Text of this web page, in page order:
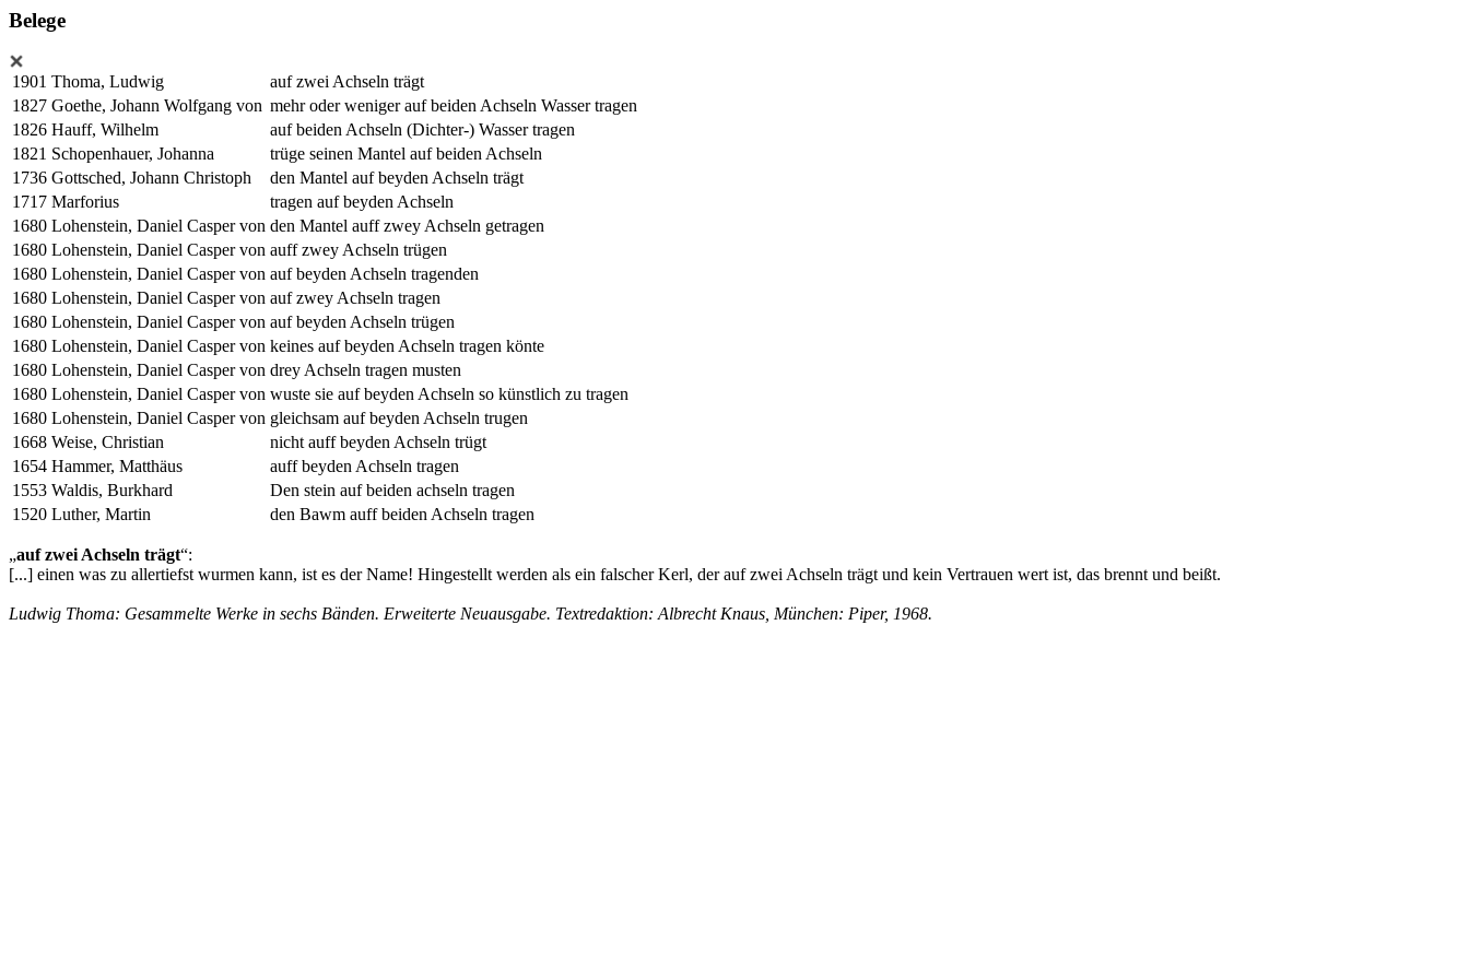
Belege
1901 Thoma, Ludwig
auf zwei Achseln trägt
1827 Goethe, Johann Wolfgang von mehr oder weniger auf beiden Achseln Wasser tragen
1826 Hauff, Wilhelm
auf beiden Achseln (Dichter-) Wasser tragen
1821 Schopenhauer, Johanna
trüge seinen Mantel auf beiden Achseln
1736 Gottsched, Johann Christoph
den Mantel auf beyden Achseln trägt
1717 Marforius
tragen auf beyden Achseln
1680 Lohenstein, Daniel Casper von den Mantel auff zwey Achseln getragen
1680 Lohenstein, Daniel Casper von auff zwey Achseln trügen
1680 Lohenstein, Daniel Casper von auf beyden Achseln tragenden
1680 Lohenstein, Daniel Casper von auf zwey Achseln tragen
1680 Lohenstein, Daniel Casper von auf beyden Achseln trügen
1680 Lohenstein, Daniel Casper von keines auf beyden Achseln tragen könte
1680 Lohenstein, Daniel Casper von drey Achseln tragen musten
1680 Lohenstein, Daniel Casper von wuste sie auf beyden Achseln so künstlich zu tragen
1680 Lohenstein, Daniel Casper von gleichsam auf beyden Achseln trugen
1668 Weise, Christian
nicht auff beyden Achseln trügt
1654 Hammer, Matthäus
auff beyden Achseln tragen
1553 Waldis, Burkhard
Den stein auf beiden achseln tragen
1520 Luther, Martin den Bawm auff beiden Achseln tragen
„auf zwei Achseln trägt“:
[...] einen was zu allertiefst wurmen kann, ist es der Name! Hingestellt werden als ein falscher Kerl, derauf zwei Achseln trägt und kein Vertrauen wert ist, das brennt und beißt.
Ludwig Thoma: Gesammelte Werke in sechs Bänden. Erweiterte Neuausgabe. Textredaktion: Albrecht Knaus, München: Piper, 1968.